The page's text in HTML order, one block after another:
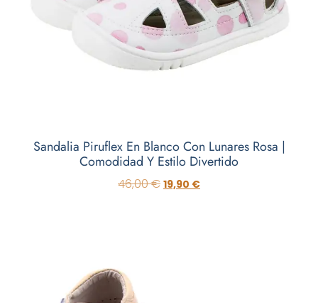
Sandalia Piruflex En Blanco Con Lunares Rosa |
Comodidad Y Estilo Divertido
46,00€ 19,90 €